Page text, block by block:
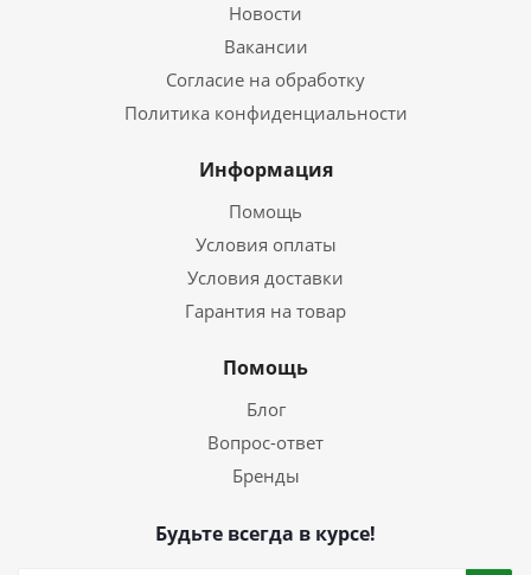
Новости
Вакансии
Согласие на обработку
Политика конфиденциальности
Информация
Помощь
Условия оплаты
Условия доставки
Гарантия на товар
Помощь
Блог
Вопрос-ответ
Бренды
Будьте всегда в курсе!